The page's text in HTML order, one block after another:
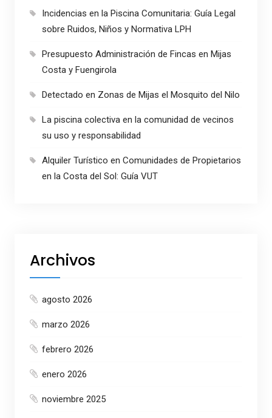
Incidencias en la Piscina Comunitaria: Guía Legal
sobre Ruidos, Niños y Normativa LPH
Presupuesto Administración de Fincas en Mijas
Costa y Fuengirola
Detectado en Zonas de Mijas el Mosquito del Nilo
La piscina colectiva en la comunidad de vecinos
su uso y responsabilidad
Alquiler Turístico en Comunidades de Propietarios
en la Costa del Sol: Guía VUT
Archivos
agosto 2026
marzo 2026
febrero 2026
enero 2026
noviembre 2025